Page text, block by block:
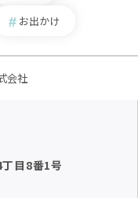
お出かけ
会社
目8番1号